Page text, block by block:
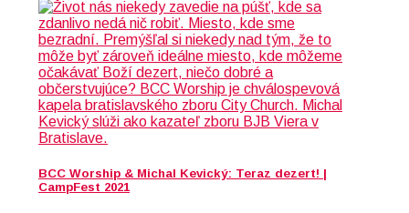
BCC Worship & Michal Kevický: Teraz dezert! |
CampFest 2021